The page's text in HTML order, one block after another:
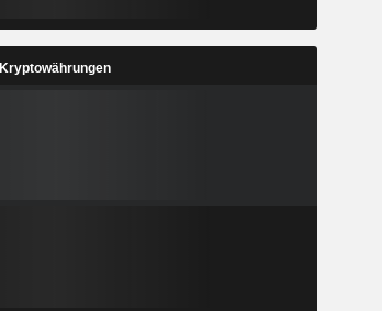
Kryptowährungen